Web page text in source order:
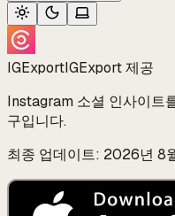
IGExportIGExport 제공
Instagram 소셜 인사이트
구입니다.
최종 업데이트: 2026년 8